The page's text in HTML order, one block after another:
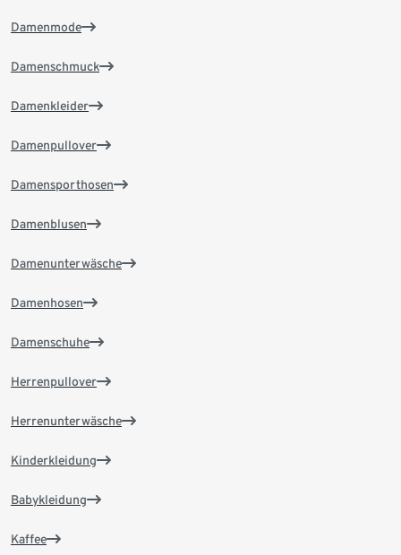
Damenmode
Damenschmuck
Damenkleider
Damenpullover
Damensporthosen
Damenblusen
Damenunterwäsche
Damenhosen
Damenschuhe
Herrenpullover
Herrenunterwäsche
Kinderkleidung
Babykleidung
Kaffee